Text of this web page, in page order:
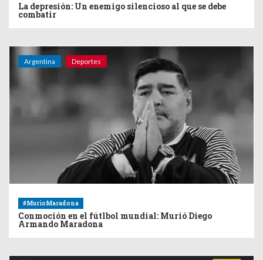
La depresión: Un enemigo silencioso al que se debe
combatir
Argentina Deportes
#MurioMaradona
Conmoción en el fútlbol mundial: Murió Diego
Armando Maradona